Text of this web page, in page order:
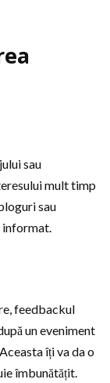
sau
mult timp
sau
feedbackul
un eveniment
îți va da o
îmbunătățit.